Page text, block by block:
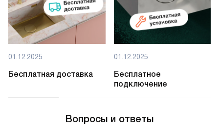
01.12.2025
Бесплатная доставка
01.12.2025
Бесплатное
подключение
Вопросы и ответы